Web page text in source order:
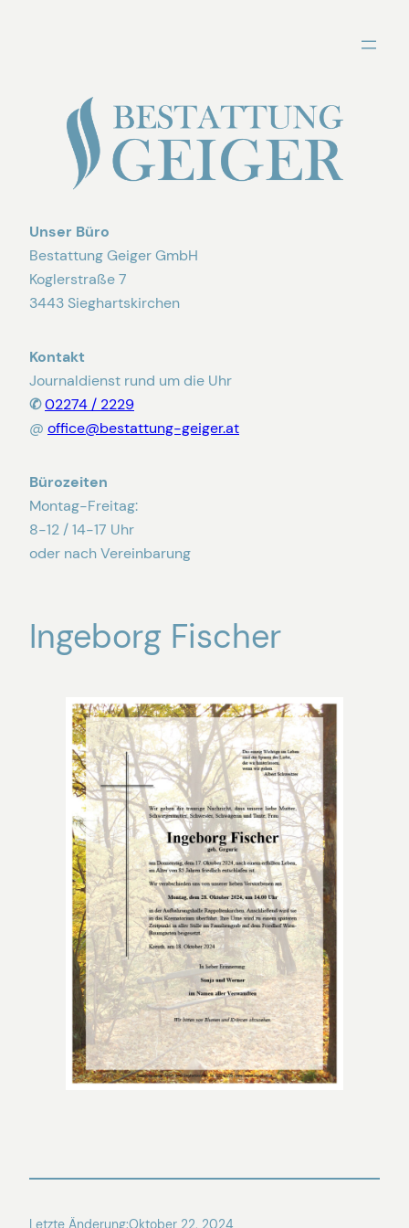
Unser Büro
Bestattung Geiger GmbH
Koglerstraße 7
3443 Sieghartskirchen
Kontakt
Journaldienst rund um die Uhr
✆02274 / 2229
@ office@bestattung-geiger.at
Bürozeiten
Montag-Freitag:
8-12 / 14-17 Uhr
oder nach Vereinbarung
Ingeborg Fischer